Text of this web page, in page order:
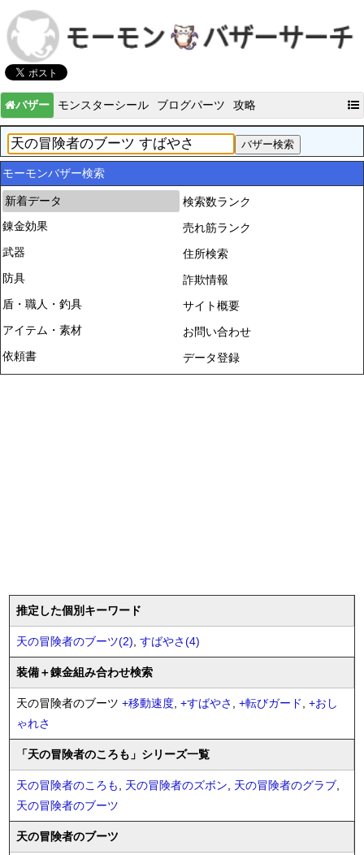
バザー モンスターシール ブログパーツ 攻略
モーモンバザー検索
新着データ
錬金効果
武器
防具
盾・職人・釣具
アイテム・素材
依頼書
検索数ランク
売れ筋ランク
住所検索
詐欺情報
サイト概要
お問い合わせ
データ登録
推定した個別キーワード
天の冒険者のブーツ(2), すばやさ(4)
装備＋錬金組み合わせ検索
天の冒険者のブーツ +移動速度, +すばやさ , +転びガード, +おし
ゃれさ
「天の冒険者のころも」シリーズ一覧
天の冒険者のころも, 天の冒険者のズボン, 天の冒険者のグラブ,
天の冒険者のブーツ
天の冒険者のブーツ